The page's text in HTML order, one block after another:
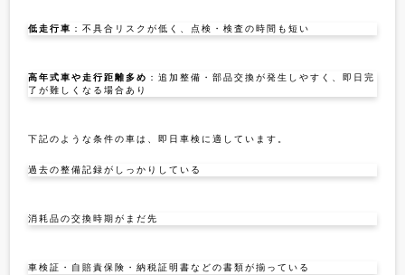
低走行車 ：不具合リスクが低く、点検・検査の時間も短い
高年式車や走行距離多め ：追加整備・部品交換が発生しやすく、即日完
了が難しくなる場合あり
下記のような条件の車は、即日車検に適しています。
過去の整備記録がしっかりしている
消耗品の交換時期がまだ先
車検証・自賠責保険・納税証明書などの書類が揃っている